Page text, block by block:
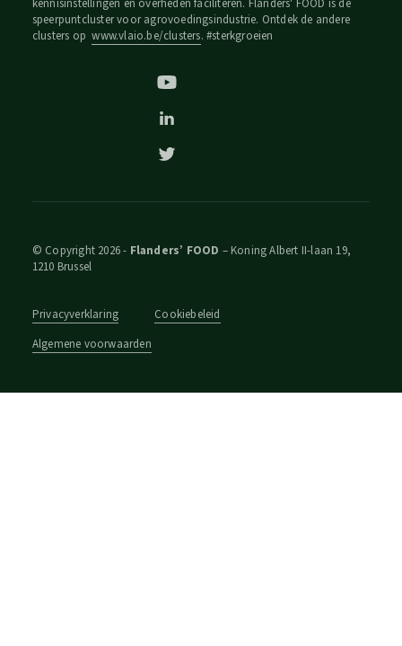
kennisinstellingen en overheden faciliteren. Flanders' FOOD is de
speerpuntcluster voor agrovoedingsindustrie. Ontdek de andere
clusters opwww.vlaio.be/clusters. #sterkgroeien
© Copyright 2026 - Flanders’ FOOD – Koning Albert II-laan 19,
1210 Brussel
Privacyverklaring
Cookiebeleid
Algemene voorwaarden